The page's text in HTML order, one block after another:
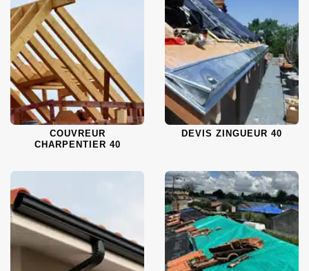
COUVREUR
CHARPENTIER 40
DEVIS ZINGUEUR 40